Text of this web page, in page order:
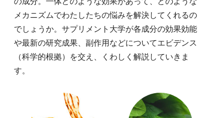
メカニズムでわたしたちの悩みを解決してくれるの
でしょうか。サプリメント大学が各成分の効果効能
や最新の研究成果、副作用などについてエビデンス
（科学的根拠）を交え、くわしく解説していきま
す。